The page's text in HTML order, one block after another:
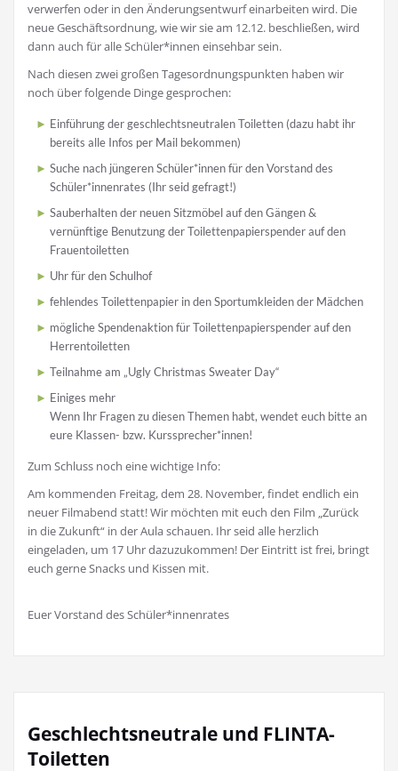
verwerfen oder in den Änderungsentwurf einarbeiten wird. Die
neue Geschäftsordnung, wie wir sie am 12.12. beschließen, wird
dann auch für alle Schüler*innen einsehbar sein.
Nach diesen zwei großen Tagesordnungspunkten haben wir
noch über folgende Dinge gesprochen:
Einführung der geschlechtsneutralen Toiletten (dazu habt ihr
bereits alle Infos per Mail bekommen)
Suche nach jüngeren Schüler*innen für den Vorstand des
Schüler*innenrates (Ihr seid gefragt!)
Sauberhalten der neuen Sitzmöbel auf den Gängen &
vernünftige Benutzung der Toilettenpapierspender auf den
Frauentoiletten
Uhr für den Schulhof
fehlendes Toilettenpapier in den Sportumkleiden der Mädchen
mögliche Spendenaktion für Toilettenpapierspender auf den
Herrentoiletten
Teilnahme am „Ugly Christmas Sweater Day“
Einiges mehr
Wenn Ihr Fragen zu diesen Themen habt, wendet euch bitte an
eure Klassen- bzw. Kurssprecher*innen!
Zum Schluss noch eine wichtige Info:
Am kommenden Freitag, dem 28. November, findet endlich ein
neuer Filmabend statt! Wir möchten mit euch den Film „Zurück
in die Zukunft“ in der Aula schauen. Ihr seid alle herzlich
eingeladen, um 17 Uhr dazuzukommen! Der Eintritt ist frei, bringt
euch gerne Snacks und Kissen mit.
Euer Vorstand des Schüler*innenrates
Geschlechtsneutrale und FLINTA-
Toiletten